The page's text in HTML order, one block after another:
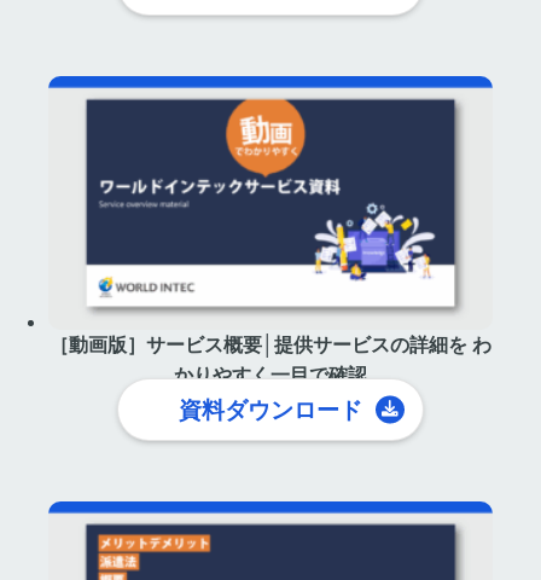
［動画版］サービス概要│提供サービスの詳細を わ
かりやすく一目で確認
資料ダウンロード